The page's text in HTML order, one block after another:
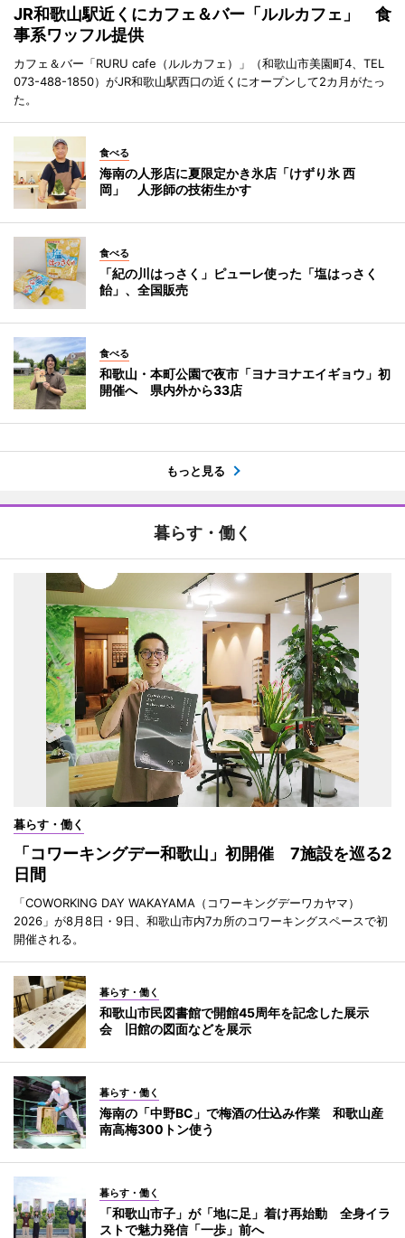
JR和歌山駅近くにカフェ＆バー「ルルカフェ」 食
事系ワッフル提供
カフェ＆バー「RURU cafe（ルルカフェ）」（和歌山市美園町4、TEL
073-488-1850）がJR和歌山駅西口の近くにオープンして2カ月がたっ
た。
食べる
海南の人形店に夏限定かき氷店「けずり氷 西
岡」 人形師の技術生かす
食べる
「紀の川はっさく」ピューレ使った「塩はっさく
飴」、全国販売
食べる
和歌山・本町公園で夜市「ヨナヨナエイギョウ」初
開催へ 県内外から33店
もっと見る
暮らす・働く
暮らす・働く
「コワーキングデー和歌山」初開催 7施設を巡る2
日間
「COWORKING DAY WAKAYAMA（コワーキングデーワカヤマ）
2026」が8月8日・9日、和歌山市内7カ所のコワーキングスペースで初
開催される。
暮らす・働く
和歌山市民図書館で開館45周年を記念した展示
会 旧館の図面などを展示
暮らす・働く
海南の「中野BC」で梅酒の仕込み作業 和歌山産
南高梅300トン使う
暮らす・働く
「和歌山市子」が「地に足」着け再始動 全身イラ
ストで魅力発信「一歩」前へ